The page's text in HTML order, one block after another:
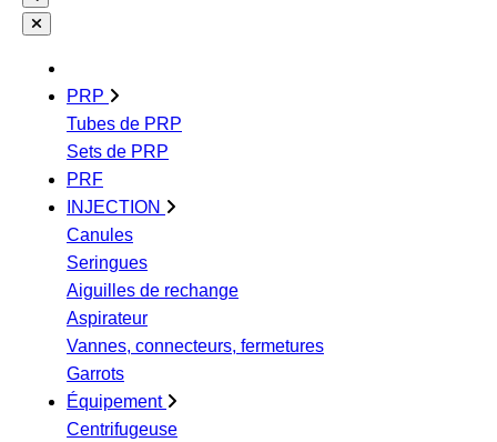
PRP
Tubes de PRP
Sets de PRP
PRF
INJECTION
Canules
Seringues
Aiguilles de rechange
Aspirateur
Vannes, connecteurs, fermetures
Garrots
Équipement
Centrifugeuse